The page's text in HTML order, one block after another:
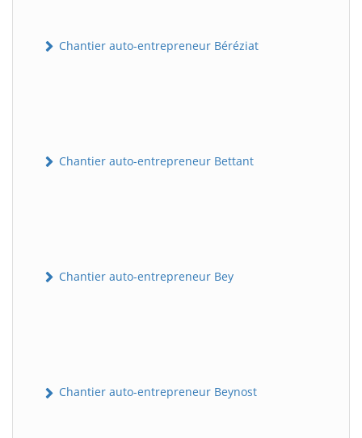
Chantier auto-entrepreneur Béréziat
Chantier auto-entrepreneur Bettant
Chantier auto-entrepreneur Bey
Chantier auto-entrepreneur Beynost